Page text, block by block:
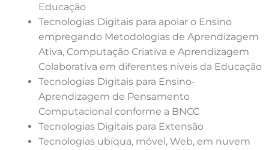
Educação
Tecnologias Digitais para apoiar o Ensino
empregando Metodologias de Aprendizagem
Ativa, Computação Criativa e Aprendizagem
Colaborativa em diferentes níveis da Educação
Tecnologias Digitais para Ensino-
Aprendizagem de Pensamento
Computacional conforme a BNCC
Tecnologias Digitais para Extensão
Tecnologias ubíqua, móvel, Web, em nuvem